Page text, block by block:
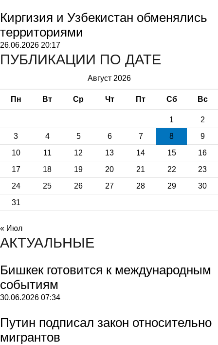
Киргизия и Узбекистан обменялись
территориями
26.06.2026 20:17
ПУБЛИКАЦИИ ПО ДАТЕ
Август 2026
Пн Вт Ср Чт Пт Сб Вс
1
2
3
4 5 6 7 8
9
10
11 12 13 14 15
16
17
18 19 20 21 22
23
24
25 26 27 28 29
30
31
« Июл
АКТУАЛЬНЫЕ
Бишкек готовится к международным
событиям
30.06.2026 07:34
Путин подписал закон относительно
мигрантов